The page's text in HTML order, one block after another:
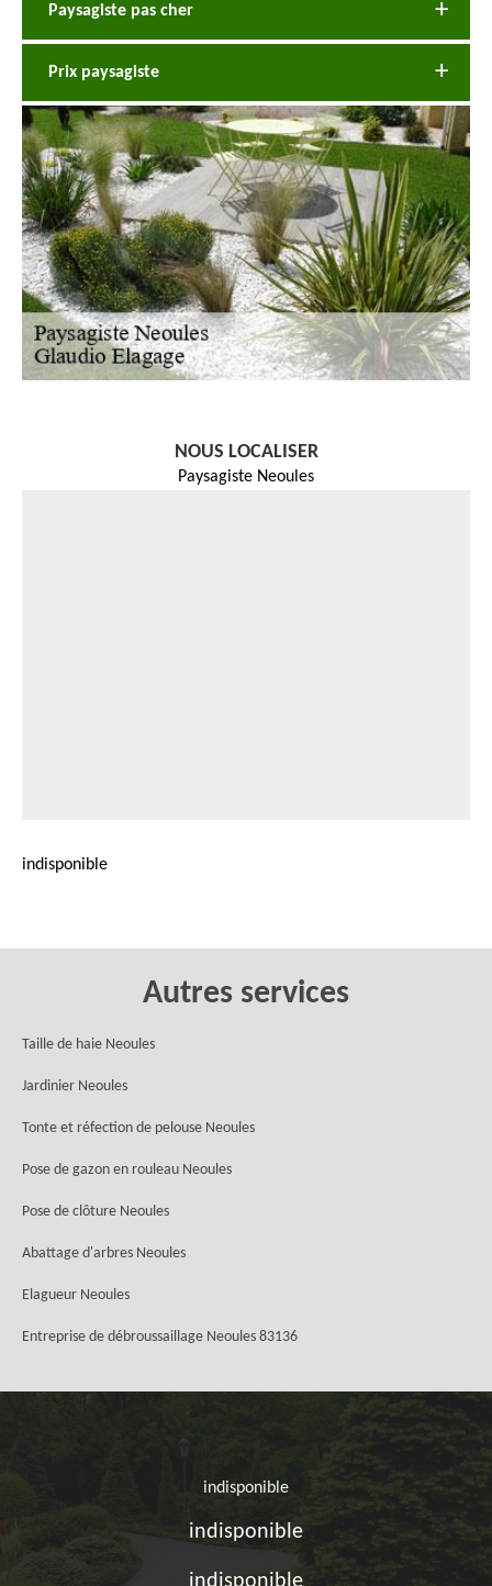
Paysagiste pas cher
Prix paysagiste
NOUS LOCALISER
Paysagiste Neoules
indisponible
Autres services
Taille de haie Neoules
Jardinier Neoules
Tonte et réfection de pelouse Neoules
Pose de gazon en rouleau Neoules
Pose de clôture Neoules
Abattage d'arbres Neoules
Elagueur Neoules
Entreprise de débroussaillage Neoules 83136
indisponible
indisponible
indisponible